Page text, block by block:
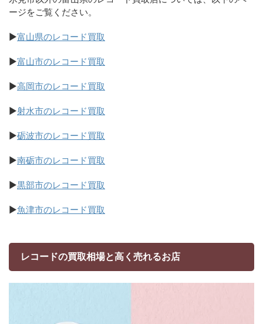
ージをご覧ください。
▶富山県のレコード買取
▶富山市のレコード買取
▶高岡市のレコード買取
▶射水市のレコード買取
▶砺波市のレコード買取
▶南砺市のレコード買取
▶黒部市のレコード買取
▶魚津市のレコード買取
レコードの買取相場と高く売れるお店